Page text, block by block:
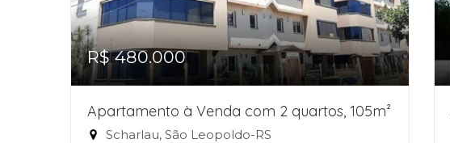
R$ 480.000
Apartamento à Venda com 2 quartos, 105m²
Scharlau, São Leopoldo-RS